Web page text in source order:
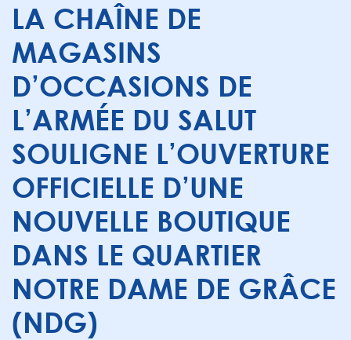
LA CHAÎNE DE
MAGASINS
D’OCCASIONS DE
L’ARMÉE DU SALUT
SOULIGNE L’OUVERTURE
OFFICIELLE D’UNE
NOUVELLE BOUTIQUE
DANS LE QUARTIER
NOTRE DAME DE GRÂCE
(NDG)